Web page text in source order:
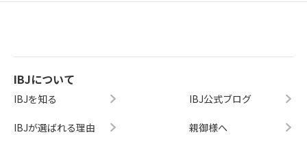
IBJについて
IBJを知る
IBJが選ばれる理由
IBJ公式ブログ
親御様へ